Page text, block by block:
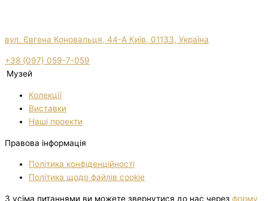
вул. Євгена Коновальця, 44-А Київ, 01133, Україна
+38 (097) 059-7-059
Музей
Колекції
Виставки
Нашi проекти
Правова інформація
Політика конфіденційності
Політика щодо файлів cookie
З усіма питаннями ви можете звернутися до нас через форму